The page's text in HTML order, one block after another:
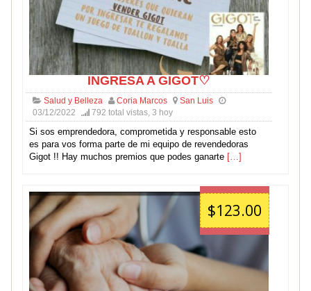
INGRESA A GIGOT♡
Salud y Belleza Coria Marcos
San Luis
03/12/2022
792 total vistas, 3 hoy
Si sos emprendedora, comprometida y responsable esto
es para vos forma parte de mi equipo de revendedoras
Gigot !! Hay muchos premios que podes ganarte […]
$123.00